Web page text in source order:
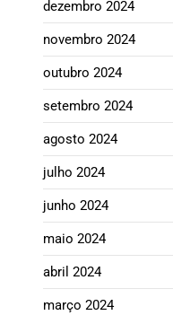
dezembro 2024
novembro 2024
outubro 2024
setembro 2024
agosto 2024
julho 2024
junho 2024
maio 2024
abril 2024
março 2024